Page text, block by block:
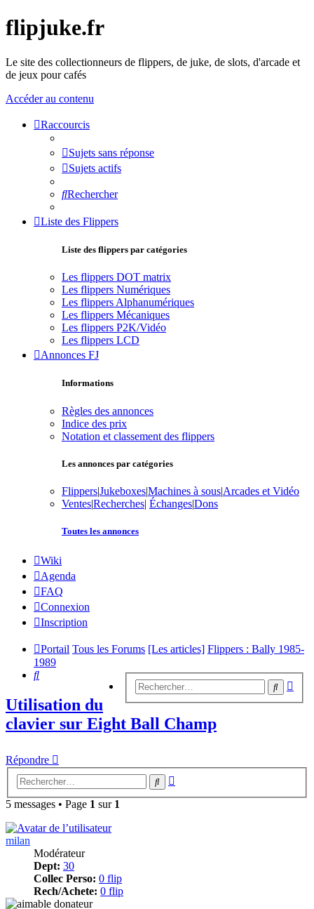
flipjuke.fr
Le site des collectionneurs de flippers, de juke, de slots, d'arcade et
de jeux pour cafés
Accéder au contenu
Raccourcis
Sujets sans réponse
Sujets actifs
Rechercher
Liste des Flippers
Liste des flippers par catégories
Les flippers DOT matrix
Les flippers Numériques
Les flippers Alphanumériques
Les flippers Mécaniques
Les flippers P2K/Vidéo
Les flippers LCD
Annonces FJ
Informations
Règles des annonces
Indice des prix
Notation et classement des flippers
Les annonces par catégories
Flippers|Jukeboxes|Machines à sous|Arcades et Vidéo
Ventes|Recherches| Échanges|Dons
Toutes les annonces
Wiki
Agenda
FAQ
Connexion
Inscription
Portail Tous les Forums [Les articles] Flippers : Bally 1985-
1989
Rechercher
Utilisation du
clavier sur Eight Ball Champ
Répondre
Rechercher
5 messages • Page 1 sur 1
milan
Modérateur
Dept: 30
Collec Perso: 0 flip
Rech/Achete: 0 flip